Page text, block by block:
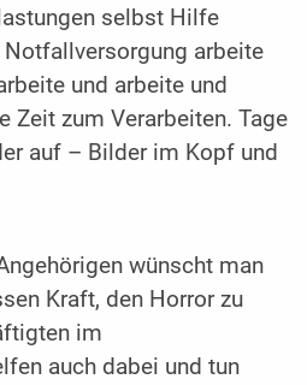
selbst Hilfe
arbeite
und arbeite und
Zeit zum Verarbeiten. Tage
auf – Bilder im Kopf und
wünscht man
Kraft, den Horror zu
im
auch dabei und tun